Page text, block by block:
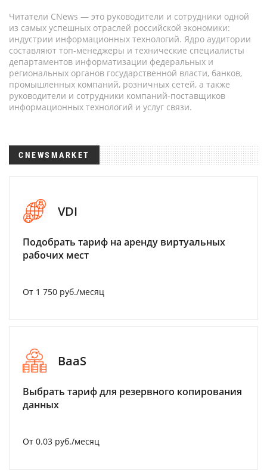
Читатели CNews — это руководители и сотрудники одной
из самых успешных отраслей российской экономики:
индустрии информационных технологий. Ядро аудитории
составляют топ-менеджеры и технические специалисты
департаментов информатизации федеральных и
региональных органов государственной власти, банков,
промышленных компаний, розничных сетей, а также
руководители и сотрудники компаний-поставщиков
информационных технологий и услуг связи.
CNEWSMARKET
VDI
Подобрать тариф на аренду виртуальных
рабочих мест
От 1 750 руб./месяц
BaaS
Выбрать тариф для резервного копирования
данных
От 0.03 руб./месяц